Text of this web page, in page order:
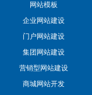
网站模板
企业网站建设
门户网站建设
集团网站建设
营销型网站建设
商城网站开发